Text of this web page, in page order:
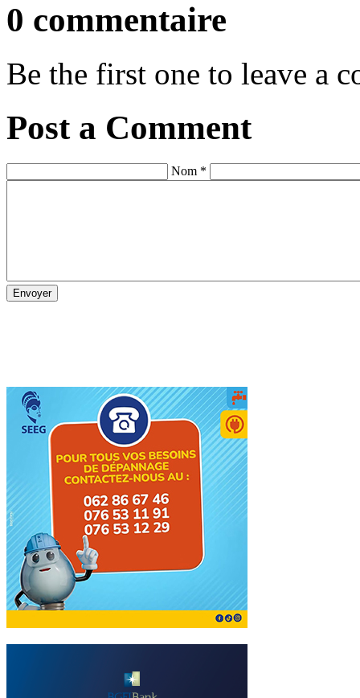
0 commentaire
Be the first one to leave a
Post a Comment
Nom *